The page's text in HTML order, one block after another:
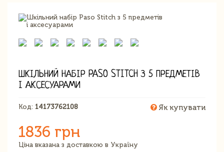
ШКІЛЬНИЙ НАБІР PASO STITCH З 5 ПРЕДМЕТІВ
І АКСЕСУАРАМИ
Код: 14173762108 Як купувати
1836 грн
Ціна вказана з доставкою в Україну